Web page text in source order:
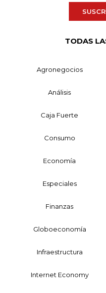
TODAS
Agronegocios
Análisis
Caja Fuerte
Consumo
Economía
Especiales
Finanzas
Globoeconomía
Infraestructura
Internet Economy